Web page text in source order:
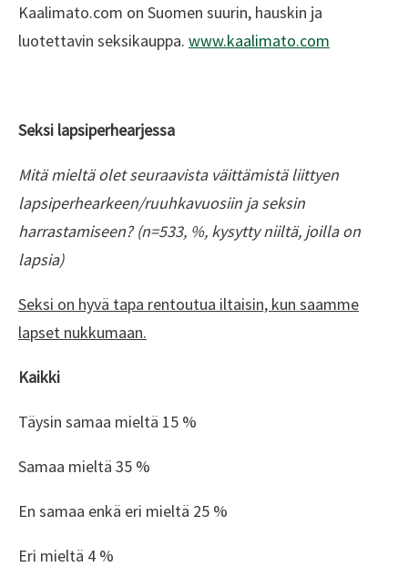
Kaalimato.com on Suomen suurin, hauskin ja
luotettavin seksikauppa. www.kaalimato.com
Seksi lapsiperhearjessa
Mitä mieltä olet seuraavista väittämistä liittyen
lapsiperhearkeen/ruuhkavuosiin ja seksin
harrastamiseen? (n=533, %, kysytty niiltä, joilla on
lapsia)​
Seksi on hyvä tapa rentoutua iltaisin, kun saamme
lapset nukkumaan.
Kaikki
Täysin samaa mieltä 15 %
Samaa mieltä 35 %
En samaa enkä eri mieltä 25 %
Eri mieltä 4 %